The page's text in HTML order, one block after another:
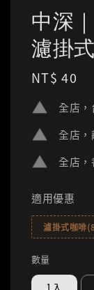
中深
濾掛
Regular
NT$ 40
全店
全店
全店
適用優惠
濾掛式咖啡
數量
1入